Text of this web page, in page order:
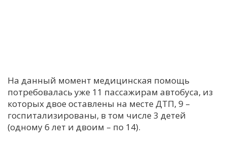
На данный момент медицинская помощь
потребовалась уже 11 пассажирам автобуса, из
которых двое оставлены на месте ДТП, 9 –
госпитализированы, в том числе 3 детей
(одному 6 лет и двоим – по 14).